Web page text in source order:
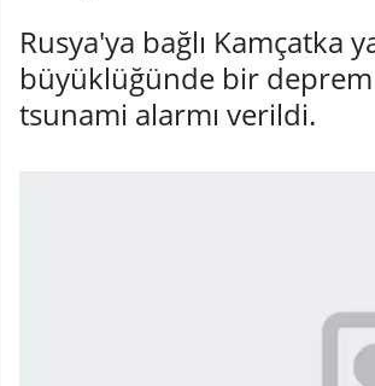
Rusya'ya bağlı Kamçatka
büyüklüğünde bir
tsunami alarmı verildi.